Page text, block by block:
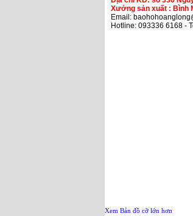
Xưởng sản xuất : Bình
Email:
Hotline: 093336 6168 -
Xem Bản đồ cỡ lớn hơn